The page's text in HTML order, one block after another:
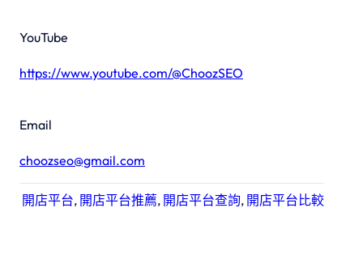
YouTube
https://www.youtube.com/@ChoozSEO
Email
choozseo@gmail.com
開店平台, 開店平台推薦, 開店平台查詢, 開店平台比較